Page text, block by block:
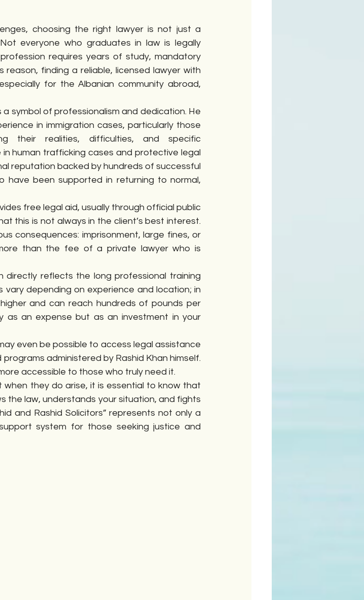
choosing the right lawyer is not just a
everyone who graduates in law is legally
requires years of study, mandatory
reason, finding a reliable, licensed lawyer with
for the Albanian community abroad,
symbol of professionalism and dedication. He
in immigration cases, particularly those
their realities, difficulties, and specific
human trafficking cases and protective legal
reputation backed by hundreds of successful
have been supported in returning to normal,
free legal aid, usually through official public
this is not always in the client’s best interest.
consequences: imprisonment, large fines, or
than the fee of a private lawyer who is
directly reflects the long professional training
vary depending on experience and location; in
and can reach hundreds of pounds per
as an expense but as an investment in your
even be possible to access legal assistance
administered by Rashid Khan himself.
accessible to those who truly need it.
they do arise, it is essential to know that
the law, understands your situation, and fights
and Rashid Solicitors” represents not only a
system for those seeking justice and